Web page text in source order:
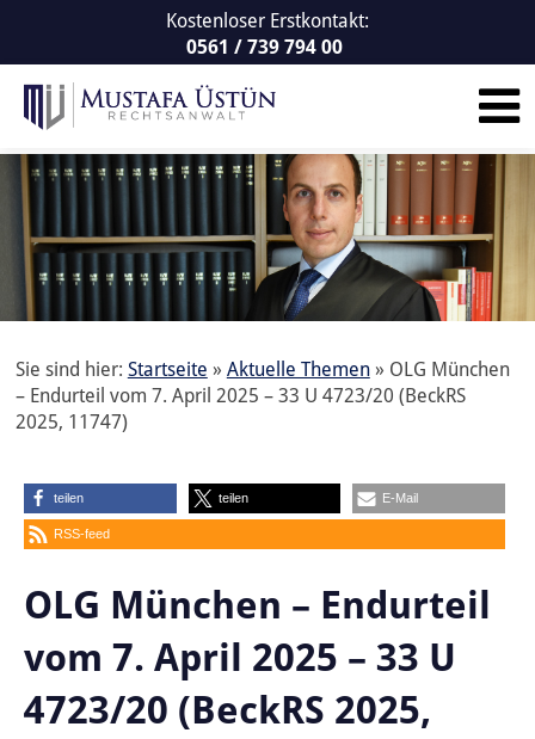
Kostenloser Erstkontakt:
0561 / 739 794 00
Sie sind hier: Startseite » Aktuelle Themen» OLG München
– Endurteil vom 7. April 2025 – 33 U 4723/20 (BeckRS
2025, 11747)
teilen teilen E-Mail
RSS-feed
OLG München – Endurteil
vom 7. April 2025 – 33 U
4723/20 (BeckRS 2025,